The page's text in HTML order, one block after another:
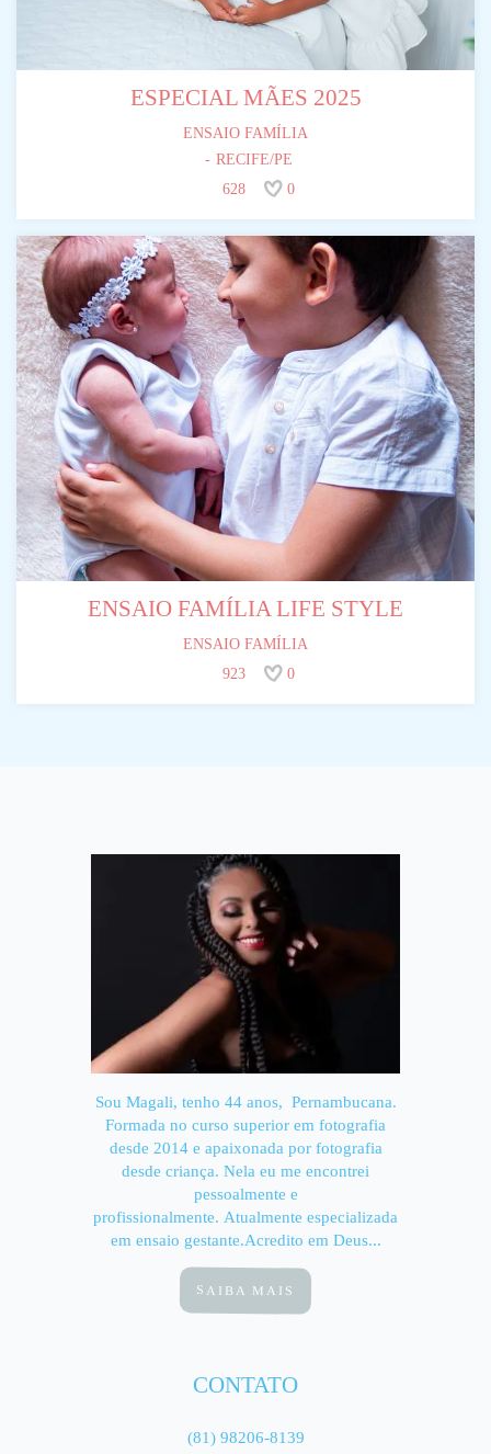
ESPECIAL MÃES 2025
ENSAIO FAMÍLIA
RECIFE/PE
628
0
ENSAIO FAMÍLIA LIFE STYLE
ENSAIO FAMÍLIA
923
0
Sou Magali, tenho 44 anos, Pernambucana.
Formada no curso superior em fotografia
desde 2014 e apaixonada por fotografia
desde criança. Nela eu me encontrei
pessoalmente e
profissionalmente. Atualmente especializada
em ensaio gestante.Acredito em Deus...
SAIBA MAIS
CONTATO
(81) 98206-8139